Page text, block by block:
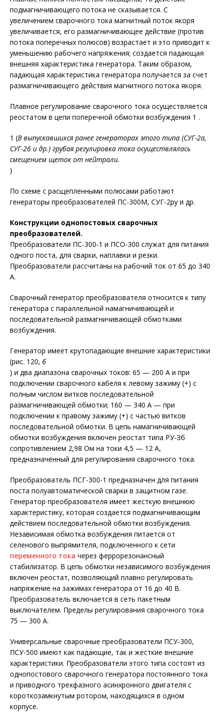
подмагничивающего потока не сказывается. С
увеличением сварочного тока магнитный поток якоря
увеличивается, его размагничивающее действие (против
потока поперечных полюсов) возрастает и это приводит к
уменьшению рабочего напряжения; создается падающая
внешняя характеристика генератора. Таким образом,
падающая характеристика генератора получается за счет
размагничивающего действия магнитного потока якоря.
Плавное регулирование сварочного тока осуществляется
реостатом в цепи поперечной обмотки возбуждения 1 .
1 (В выпускавшихся ранее генераторах этого типа (СУГ-2а,
СУГ-26 и др.) грубая регулировка тока осуществлялась
смещением щеток от нейтрали.
)
По схеме с расщепленными полюсами работают
генераторы преобразователей ПС-300М, СУГ-2ру и др.
Конструкции однопостовых сварочных
преобразователей.
Преобразователи ПС-300-1 и ПСО-300 служат для питания
одного поста, для сварки, наплавки и резки.
Преобразователи рассчитаны на рабочий ток от 65 до 340
А.
Сварочный генератор преобразователя относится к типу
генератора с параллельной намагничивающей и
последовательной размагничивающей обмотками
возбуждения.
Генератор имеет крутопадающие внешние характеристики
(рис. 120, б
) и два диапазона сварочных токов: 65 — 200 А и при
подключении сварочного кабеля к левому зажиму (+) с
полным числом витков последовательной
размагничивающей обмотки; 160 — 340 А — при
подключении к правому зажиму (+) с частью витков
последовательной обмотки. В цепь намагничивающей
обмотки возбуждения включен реостат типа РУ-Зб
сопротивлением 2,98 Ом на токи 4,5 — 12 А,
предназначенный для регулирования сварочного тока.
Преобразователь ПСГ-300-1 предназначен для питания
поста полуавтоматической сварки в защитном газе.
Генератор преобразователя имеет жесткую внешнюю
характеристику, которая создается подмагничивающим
действием последовательной обмотки возбуждения.
Независимая обмотка возбуждения питается от
селенового выпрямителя, подключенного к сети
переменного тока через феррорезонансный
стабилизатор. В цепь обмотки независимого возбуждения
включен реостат, позволяющий плавно регулировать
напряжение на зажимах генератора от 16 до 40 В.
Преобразователь включается в сеть пакетным
выключателем. Пределы регулирования сварочного тока
75 — 300 А.
Универсальные сварочные преобразователи ПСУ-300,
ПСУ-500 имеют как падающие, так и жесткие внешние
характеристики. Преобразователи этого типа состоят из
однопостового сварочного генератора постоянного тока
и приводного трехфазного асинхронного двигателя с
короткозамкнутым ротором, находящихся в одном
корпусе.